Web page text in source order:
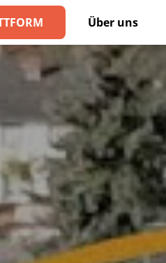
Über uns